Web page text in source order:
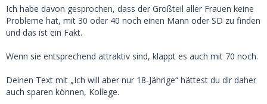
Ich habe davon gesprochen, dass der Großteil aller Frauen keine
Probleme hat, mit 30 oder 40 noch einen Mann oder SD zu finden
und das ist ein Fakt.
Wenn sie entsprechend attraktiv sind, klappt es auch mit 70 noch.
Deinen Text mit „Ich will aber nur 18-Jährige“ hättest du dir daher
auch sparen können, Kollege.